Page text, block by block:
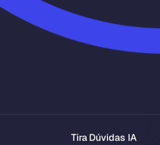
Tira Dúvidas IA